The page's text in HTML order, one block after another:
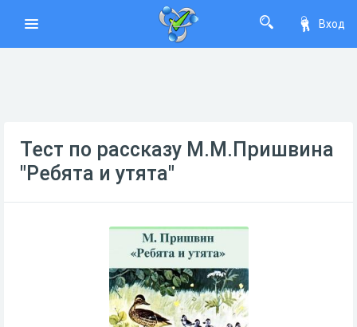
Вход
Тест по рассказу М.М.Пришвина
"Ребята и утята"